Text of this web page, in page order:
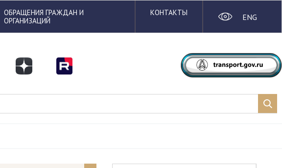
ОБРАЩЕНИЯ ГРАЖДАН И
ОРГАНИЗАЦИЙ
КОНТАКТЫ ENG